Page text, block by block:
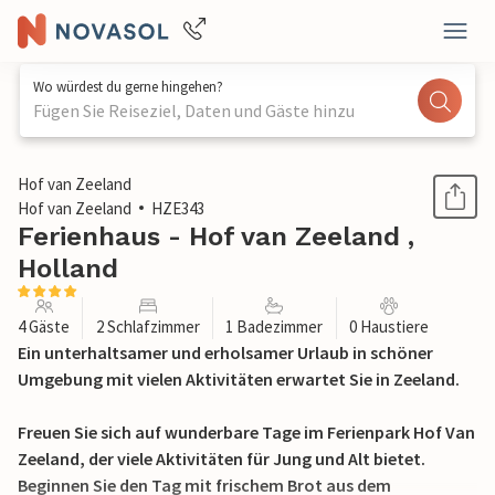
Wo würdest du gerne hingehen?
Fügen Sie Reiseziel, Daten und Gäste hinzu
1 / 25
Hof van Zeeland
Hof van Zeeland
HZE343
Ferienhaus - Hof van Zeeland ,
Holland
4 Gäste 2 Schlafzimmer 1 Badezimmer 0 Haustiere
Ein unterhaltsamer und erholsamer Urlaub in schöner
Umgebung mit vielen Aktivitäten erwartet Sie in Zeeland.
Freuen Sie sich auf wunderbare Tage im Ferienpark Hof Van
Zeeland, der viele Aktivitäten für Jung und Alt bietet.
Beginnen Sie den Tag mit frischem Brot aus dem